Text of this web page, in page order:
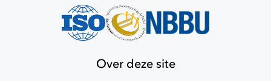
Over deze site